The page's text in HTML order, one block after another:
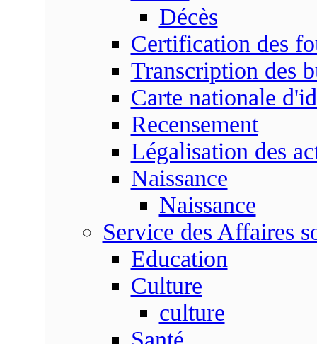
Décès
Certification des
Transcription des
Carte nationale
Recensement
Légalisation des
Naissance
Naissance
Service des Affaires
Education
Culture
culture